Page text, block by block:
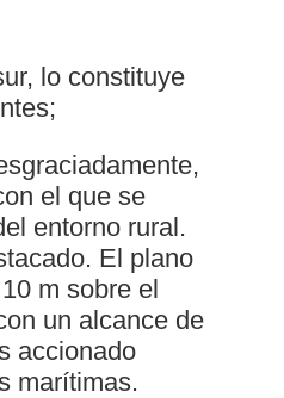
lo constituye
el que se
entorno rural.
El plano
m sobre el
un alcance de
accionado
marítimas.